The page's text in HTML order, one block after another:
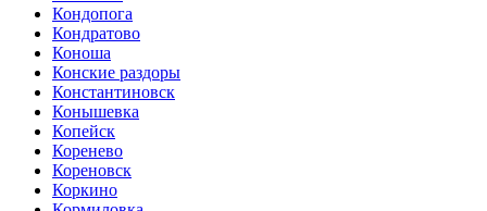
Кондопога
Кондратово
Коноша
Конские раздоры
Константиновск
Конышевка
Копейск
Коренево
Кореновск
Коркино